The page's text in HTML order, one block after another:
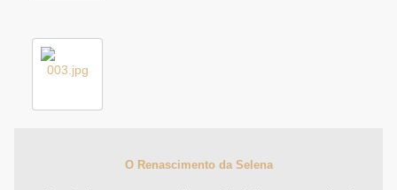
O Renascimento da Selena